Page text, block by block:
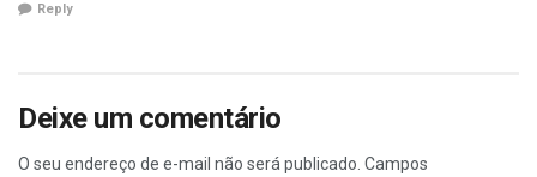
Reply
Deixe um comentário
O seu endereço de e-mail não será publicado. Campos